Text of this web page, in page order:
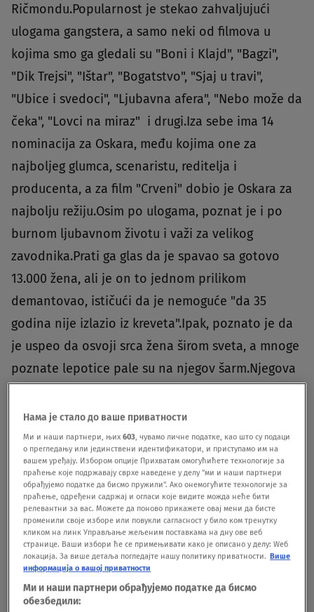
Ričmondu.Popularnost je stekao zahvaljujući
ulogama gangstera, a samo neki od filmova u
kojima smo ga gledali su "Boni i Klajd", "Bagzi",
"Dik Trejsi", "Ištar", "Bogatstvo", "Sjaj u travi",
"Ubice i svedoci", "Ljubavna afera", "Nebo može da
čeka", "Lovci na miraz" i drugi.Iza sebe ima 14
nominacija za Oskara, među kojima one za
najboljeg glumca, scenaristu, reditelja i
producenta, a za film "Crveni" dobio je Oskara za
najbolju režiju.Osim po ulogama, poznat je i po
burnom ljubavnom životu i važi za velikog
zavodnika.Prati ga glas da je spavao sa gotovo
13.000 žena, ali je on to jednom prilikom
demantovao, ističući da je nemoguće "da 35
godina nije izlazio iz kreveta".Ipak, poznato je da
je uspeo da osvoji srca žena širom sveta, a mnoge
poznate lepotice pale su na njegov šarm.Njegova
prilikom je rekla kako se njen brat "pali na sve što
se kreće i žensko je".Upravo je Širli i razlog zbog
kog je Voren zavoleo glumu. Njihova majka Kejtlin
Meklejn bila je profesorka drame, a otac Ira Ovens
Biti bio je profesor psihologije.Ćerki su dali ime
Širli po dečjoj filmskoj zvezdi Širli Temp, a Voren
je rođen tri godine kasnije. Iako je u školi bio
veoma talentovan igrač američkog fudbala, zbog
sestre je zavoleo pozorište i film, te je počeo da
Нама је стало до ваше приватности
Ми и наши партнери, њих603, чувамо личне податке, као што су подаци
о прегледању или јединствени идентификатори, и приступамо им на
вашем уређају. Избором опције Прихватам омогућићете технологије за
праћење које подржавају сврхе наведене у делу "ми и наши партнери
обрађујемо податке да бисмо пружили". Ако онемогућите технологије за
праћење, одређени садржај и огласи које видите можда неће бити
релевантни за вас. Можете да поново прикажете овај мени да бисте
променили своје изборе или повукли сагласност у било ком тренутку
кликом на линк Управљање жељеним поставкама на дну ове веб
странице. Ваши избори ће се примењивати како је описано у делу: Wеб
локација. За више детаља погледајте нашу политику приватности. Више
информација о вашој приватности
Ми и наши партнери обрађујемо податке да бисмо
обезбедили: